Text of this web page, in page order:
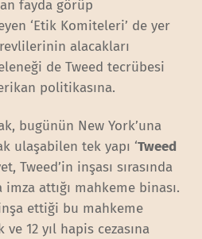
fayda görüp
‘Etik Komiteleri’ de yer
alacakları
de Tweed tecrübesi
politikasına.
bugünün New York’una
ulaşabilen tek yapı ‘Tweed
Tweed’in inşası sırasında
attığı mahkeme binası.
ettiği bu mahkeme
12 yıl hapis cezasına